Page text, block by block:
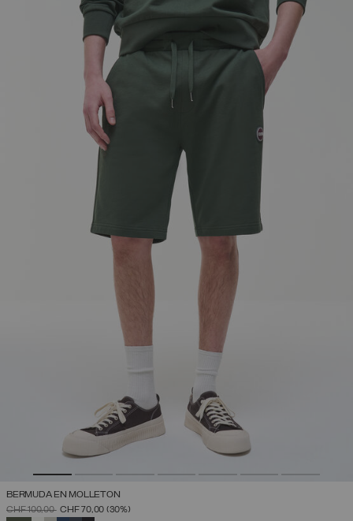
BERMUDA EN MOLLETON
PRIX RÉDUIT DE
CHF 100,00ÀCHF 70,00 (30%)